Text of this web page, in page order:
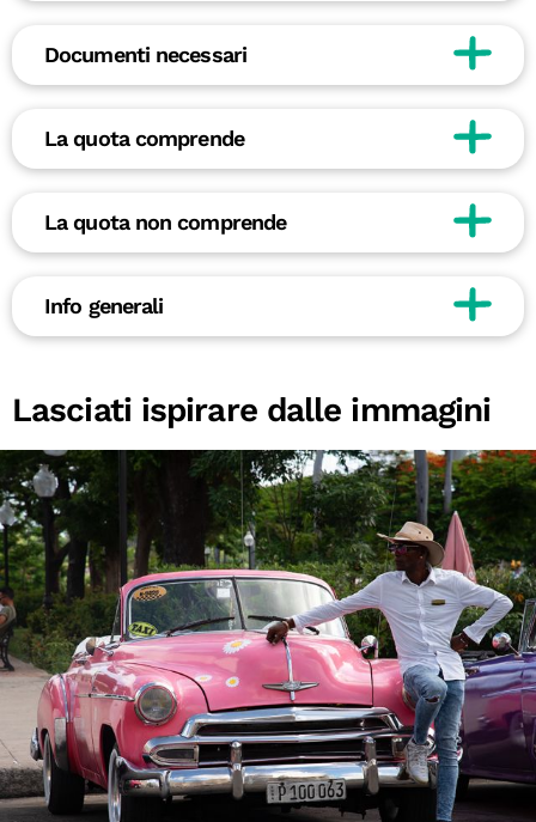
Documenti necessari
La quota comprende
La quota non comprende
Info generali
Lasciati ispirare dalle immagini